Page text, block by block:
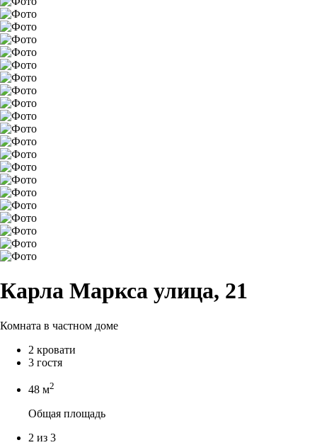
Карла Маркса улица, 21
Комната в частном доме
2 кровати
3 гостя
48 м2
Общая площадь
2 из 3